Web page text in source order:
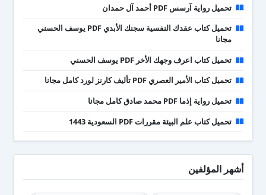
تحميل رواية آرسس PDF أحمد آل حمدان
تحميل كتاب عقدك النفسية سجنك الأبدي PDF يوسف الحسني
مجانا
تحميل كتاب اعرف وجهك الأخر PDF يوسف الحسني
تحميل كتاب الأمير العصري PDF تأليف كارنز لورد كامل مجانا
تحميل رواية إذما PDF محمد صادق كامل مجانا
تحميل كتاب علم البيئة مقررات PDF السعودية 1443
أشهر المؤلفين